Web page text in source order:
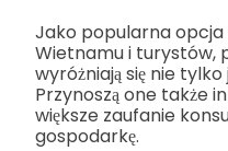
Jako popularna opcja
Wietnamu i turystów,
wyróżniają się nie
Przynoszą one także
większe zaufanie
gospodarkę.